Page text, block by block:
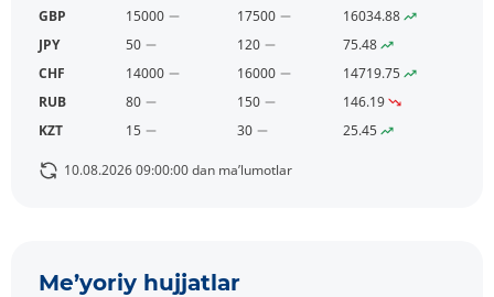
GBP
15000 17500
16034.88
JPY
50 120
75.48
CHF
14000 16000
14719.75
RUB
80 150
146.19
KZT
15 30 25.45
10.08.2026 09:00:00 dan ma’lumotlar
Me’yoriy hujjatlar